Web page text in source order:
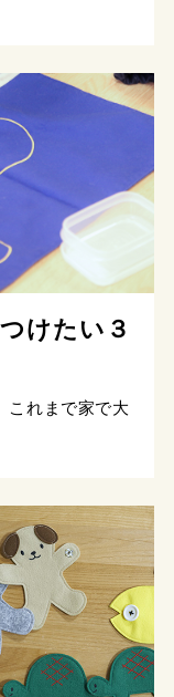
けたい３
これまで家で大